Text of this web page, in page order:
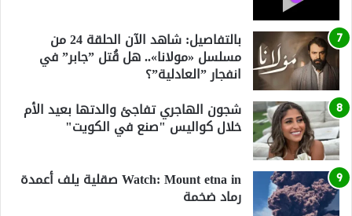
بالتفاصيل: شاهد الآن الحلقة 24 من
مسلسل «مولانا».. هل قُتل ”جابر” في
انفجار ”العادلية”؟
شجون الهاجري تفاجئ والدتها بعيد الأم
خلال كواليس "صنع في الكويت"
Watch: Mount etna in صقلية يلف أعمدة
رماد ضخمة